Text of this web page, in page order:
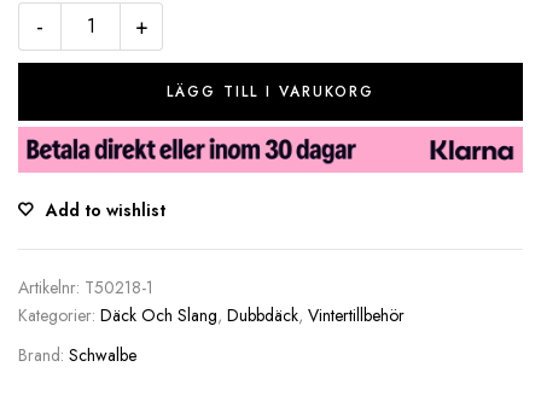
- +
LÄGG TILL I VARUKORG
Add to wishlist
Artikelnr: T50218-1
Kategorier: Däck Och Slang, Dubbdäck, Vintertillbehör
Brand: Schwalbe